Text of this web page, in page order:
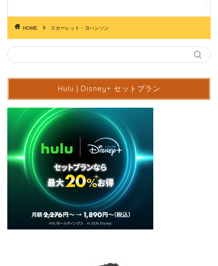
HOME スカーレット・ヨハンソン
Hulu | Disney+ セットプラン